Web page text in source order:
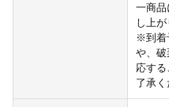
一商品
し上
※到着
や、破
応す
了承く